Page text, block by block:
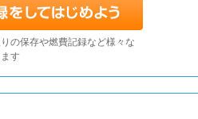
の保存や燃費記録など様々な
す